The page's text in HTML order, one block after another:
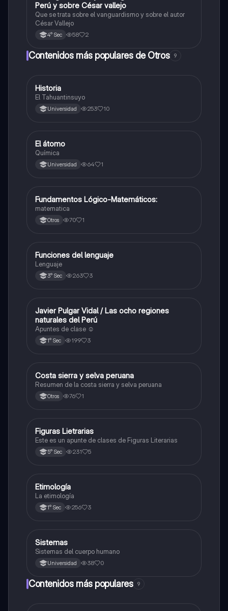
Perú y sobre César vallejo
Que se trata sobre el vanguardismo y sobre el autor
César Vallejo
4° Sec 58 2
Contenidos más populares de Otros 9
Otros
Historia
El Tahuantinsuyo
Universidad 253 10
Otros
El átomo
Química
Universidad 64 1
Otros
Fundamentos Lógico-Matemáticos:
matematica
Otros 70 1
Otros
Funciones del lenguaje
Lenguaje
3° Sec 263 3
Otros
Javier Pulgar Vidal / Las ocho regiones
naturales del Perú
Apuntes de clase ☺️
1° Sec 199 3
Otros
Costa sierra y selva peruana
Resumen de la costa sierra y selva peruana
Otros 76 1
Otros
Figuras Lietrarias
Este es un apunte de clases de Figuras Literarias
5° Sec 231 5
Otros
Etimología
La etimología
1° Sec 256 3
SOtros
Sistemas
Sistemas del cuerpo humano
Universidad 38 0
Contenidos más populares 9